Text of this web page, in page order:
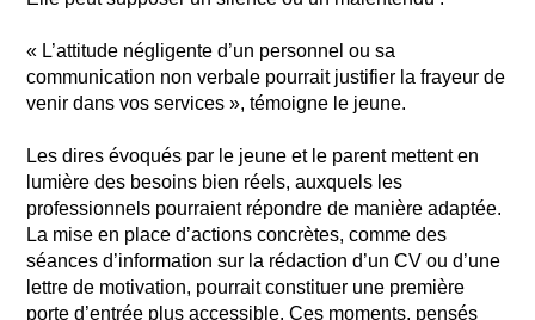
« L’attitude négligente d’un personnel ou sa
communication non verbale pourrait justifier la frayeur de
venir dans vos services », témoigne le jeune.
Les dires évoqués par le jeune et le parent mettent en
lumière des besoins bien réels, auxquels les
professionnels pourraient répondre de manière adaptée.
La mise en place d’actions concrètes, comme des
séances d’information sur la rédaction d’un CV ou d’une
lettre de motivation, pourrait constituer une première
porte d’entrée plus accessible. Ces moments, pensés